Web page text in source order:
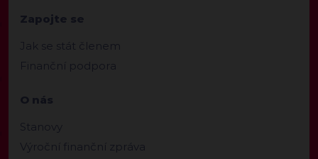
Zapojte se
Jak se stát členem
Finanční podpora
O nás
Stanovy
Výroční finanční zpráva